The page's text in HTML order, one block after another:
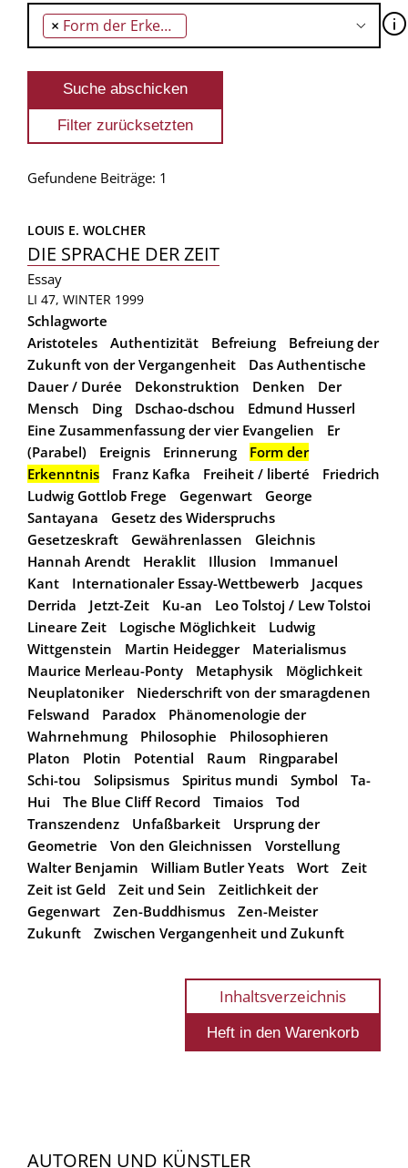
× Form der Erkenntnis 🛈
Gefundene Beiträge: 1
LOUIS E. WOLCHER
DIE SPRACHE DER ZEIT
Essay
LI 47, WINTER 1999
Schlagworte
Aristoteles
Authentizität Befreiung
Befreiung der
Zukunft von der Vergangenheit
Das Authentische
Dauer / Durée
Dekonstruktion Denken
Der
Mensch
Ding Dschao-dschou
Edmund Husserl
Eine Zusammenfassung der vier Evangelien
Er
(Parabel)
Ereignis Erinnerung
Form der
Erkenntnis
Franz Kafka Freiheit / liberté
Friedrich
Ludwig Gottlob Frege
Gegenwart
George
Santayana
Gesetz des Widerspruchs
Gesetzeskraft
Gewährenlassen
Gleichnis
Hannah Arendt
Heraklit Illusion
Immanuel
Kant
Internationaler Essay-Wettbewerb
Jacques
Derrida
Jetzt-Zeit Ku-an
Leo Tolstoj / Lew Tolstoi
Lineare Zeit
Logische Möglichkeit
Ludwig
Wittgenstein
Martin Heidegger
Materialismus
Maurice Merleau-Ponty
Metaphysik
Möglichkeit
Neuplatoniker
Niederschrift von der smaragdenen
Felswand
Paradox
Phänomenologie der
Wahrnehmung
Philosophie
Philosophieren
Platon
Plotin Potential Raum
Ringparabel
Schi-tou
Solipsismus Spiritus mundi Symbol
Ta-
Hui
The Blue Cliff Record Timaios
Tod
Transzendenz
Unfaßbarkeit
Ursprung der
Geometrie
Von den Gleichnissen
Vorstellung
Walter Benjamin
William Butler Yeats Wort
Zeit
Zeit ist Geld
Zeit und Sein
Zeitlichkeit der
Gegenwart
Zen-Buddhismus
Zen-Meister
Zukunft
Zwischen Vergangenheit und Zukunft
Inhaltsverzeichnis
AUTOREN UND KÜNSTLER